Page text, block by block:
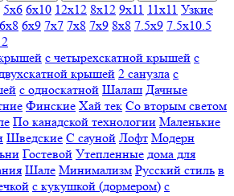
5х6 6х10 12х12 8х12 9х11 11х11 Узкие
6х8 6х9 7х7 7х8 7х9 8х8 7.5х9 7.5х10.5
с четырехскатной крышей с
крышей 2 санузла с
с односкатной Шалаш Дачные
Финские Хай тек Со вторым светом
По канадской технологии Маленькие
Шведские С сауной Лофт Модерн
Гостевой Утепленные дома для
Шале Минимализм Русский стиль в
с кукушкой (дормером) с